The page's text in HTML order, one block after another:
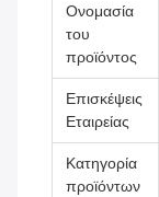
Ονομασία
του
προϊόντος
Επισκέψεις
Εταιρείας
Κατηγορία
προϊόντων